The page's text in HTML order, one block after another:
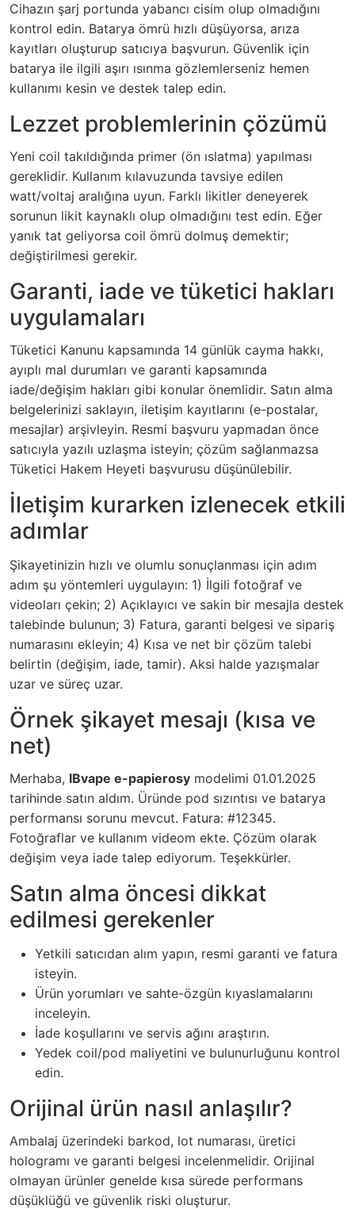
Cihazın şarj portunda yabancı cisim olup olmadığını
kontrol edin. Batarya ömrü hızlı düşüyorsa, arıza
kayıtları oluşturup satıcıya başvurun. Güvenlik için
batarya ile ilgili aşırı ısınma gözlemlerseniz hemen
kullanımı kesin ve destek talep edin.
Lezzet problemlerinin çözümü
Yeni coil takıldığında primer (ön ıslatma) yapılması
gereklidir. Kullanım kılavuzunda tavsiye edilen
watt/voltaj aralığına uyun. Farklı likitler deneyerek
sorunun likit kaynaklı olup olmadığını test edin. Eğer
yanık tat geliyorsa coil ömrü dolmuş demektir;
değiştirilmesi gerekir.
Garanti, iade ve tüketici hakları
uygulamaları
Tüketici Kanunu kapsamında 14 günlük cayma hakkı,
ayıplı mal durumları ve garanti kapsamında
iade/değişim hakları gibi konular önemlidir. Satın alma
belgelerinizi saklayın, iletişim kayıtlarını (e-postalar,
mesajlar) arşivleyin. Resmi başvuru yapmadan önce
satıcıyla yazılı uzlaşma isteyin; çözüm sağlanmazsa
Tüketici Hakem Heyeti başvurusu düşünülebilir.
İletişim kurarken izlenecek etkili
adımlar
Şikayetinizin hızlı ve olumlu sonuçlanması için adım
adım şu yöntemleri uygulayın: 1) İlgili fotoğraf ve
videoları çekin; 2) Açıklayıcı ve sakin bir mesajla destek
talebinde bulunun; 3) Fatura, garanti belgesi ve sipariş
numarasını ekleyin; 4) Kısa ve net bir çözüm talebi
belirtin (değişim, iade, tamir). Aksi halde yazışmalar
uzar ve süreç uzar.
Örnek şikayet mesajı (kısa ve
net)
Merhaba, IBvape e-papierosy modelimi 01.01.2025
tarihinde satın aldım. Üründe pod sızıntısı ve batarya
performansı sorunu mevcut. Fatura: #12345.
Fotoğraflar ve kullanım videom ekte. Çözüm olarak
değişim veya iade talep ediyorum. Teşekkürler.
Satın alma öncesi dikkat
edilmesi gerekenler
Yetkili satıcıdan alım yapın, resmi garanti ve fatura
isteyin.
Ürün yorumları ve sahte-özgün kıyaslamalarını
inceleyin.
İade koşullarını ve servis ağını araştırın.
Yedek coil/pod maliyetini ve bulunurluğunu kontrol
edin.
Orijinal ürün nasıl anlaşılır?
Ambalaj üzerindeki barkod, lot numarası, üretici
hologramı ve garanti belgesi incelenmelidir. Orijinal
olmayan ürünler genelde kısa sürede performans
düşüklüğü ve güvenlik riski oluşturur.